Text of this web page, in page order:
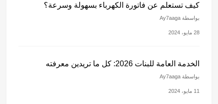
كيف تستعلم عن فاتورة الكهرباء بسهولة وسرعة؟
بواسطة Ay7aaga
28 مايو، 2024
الخدمة العامة للبنات 2026: كل ما تريدين معرفته
بواسطة Ay7aaga
11 مايو، 2024